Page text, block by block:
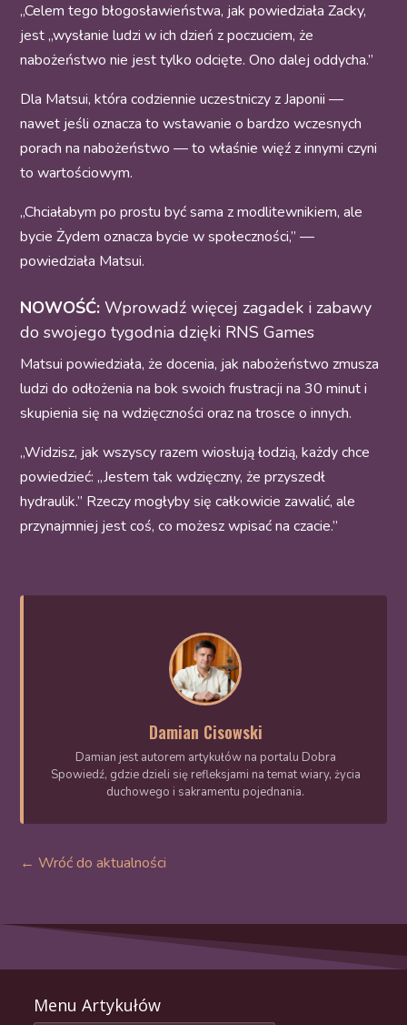
„Celem tego błogosławieństwa, jak powiedziała Zacky,
jest „wysłanie ludzi w ich dzień z poczuciem, że
nabożeństwo nie jest tylko odcięte. Ono dalej oddycha.”
Dla Matsui, która codziennie uczestniczy z Japonii —
nawet jeśli oznacza to wstawanie o bardzo wczesnych
porach na nabożeństwo — to właśnie więź z innymi czyni
to wartościowym.
„Chciałabym po prostu być sama z modlitewnikiem, ale
bycie Żydem oznacza bycie w społeczności,” —
powiedziała Matsui.
NOWOŚĆ: Wprowadź więcej zagadek i zabawy
do swojego tygodnia dzięki RNS Games
Matsui powiedziała, że docenia, jak nabożeństwo zmusza
ludzi do odłożenia na bok swoich frustracji na 30 minut i
skupienia się na wdzięczności oraz na trosce o innych.
„Widzisz, jak wszyscy razem wiosłują łodzią, każdy chce
powiedzieć: „Jestem tak wdzięczny, że przyszedł
hydraulik.” Rzeczy mogłyby się całkowicie zawalić, ale
przynajmniej jest coś, co możesz wpisać na czacie.”
Damian Cisowski
Damian jest autorem artykułów na portalu Dobra
Spowiedź, gdzie dzieli się refleksjami na temat wiary, życia
duchowego i sakramentu pojednania.
← Wróć do aktualności
Menu Artykułów